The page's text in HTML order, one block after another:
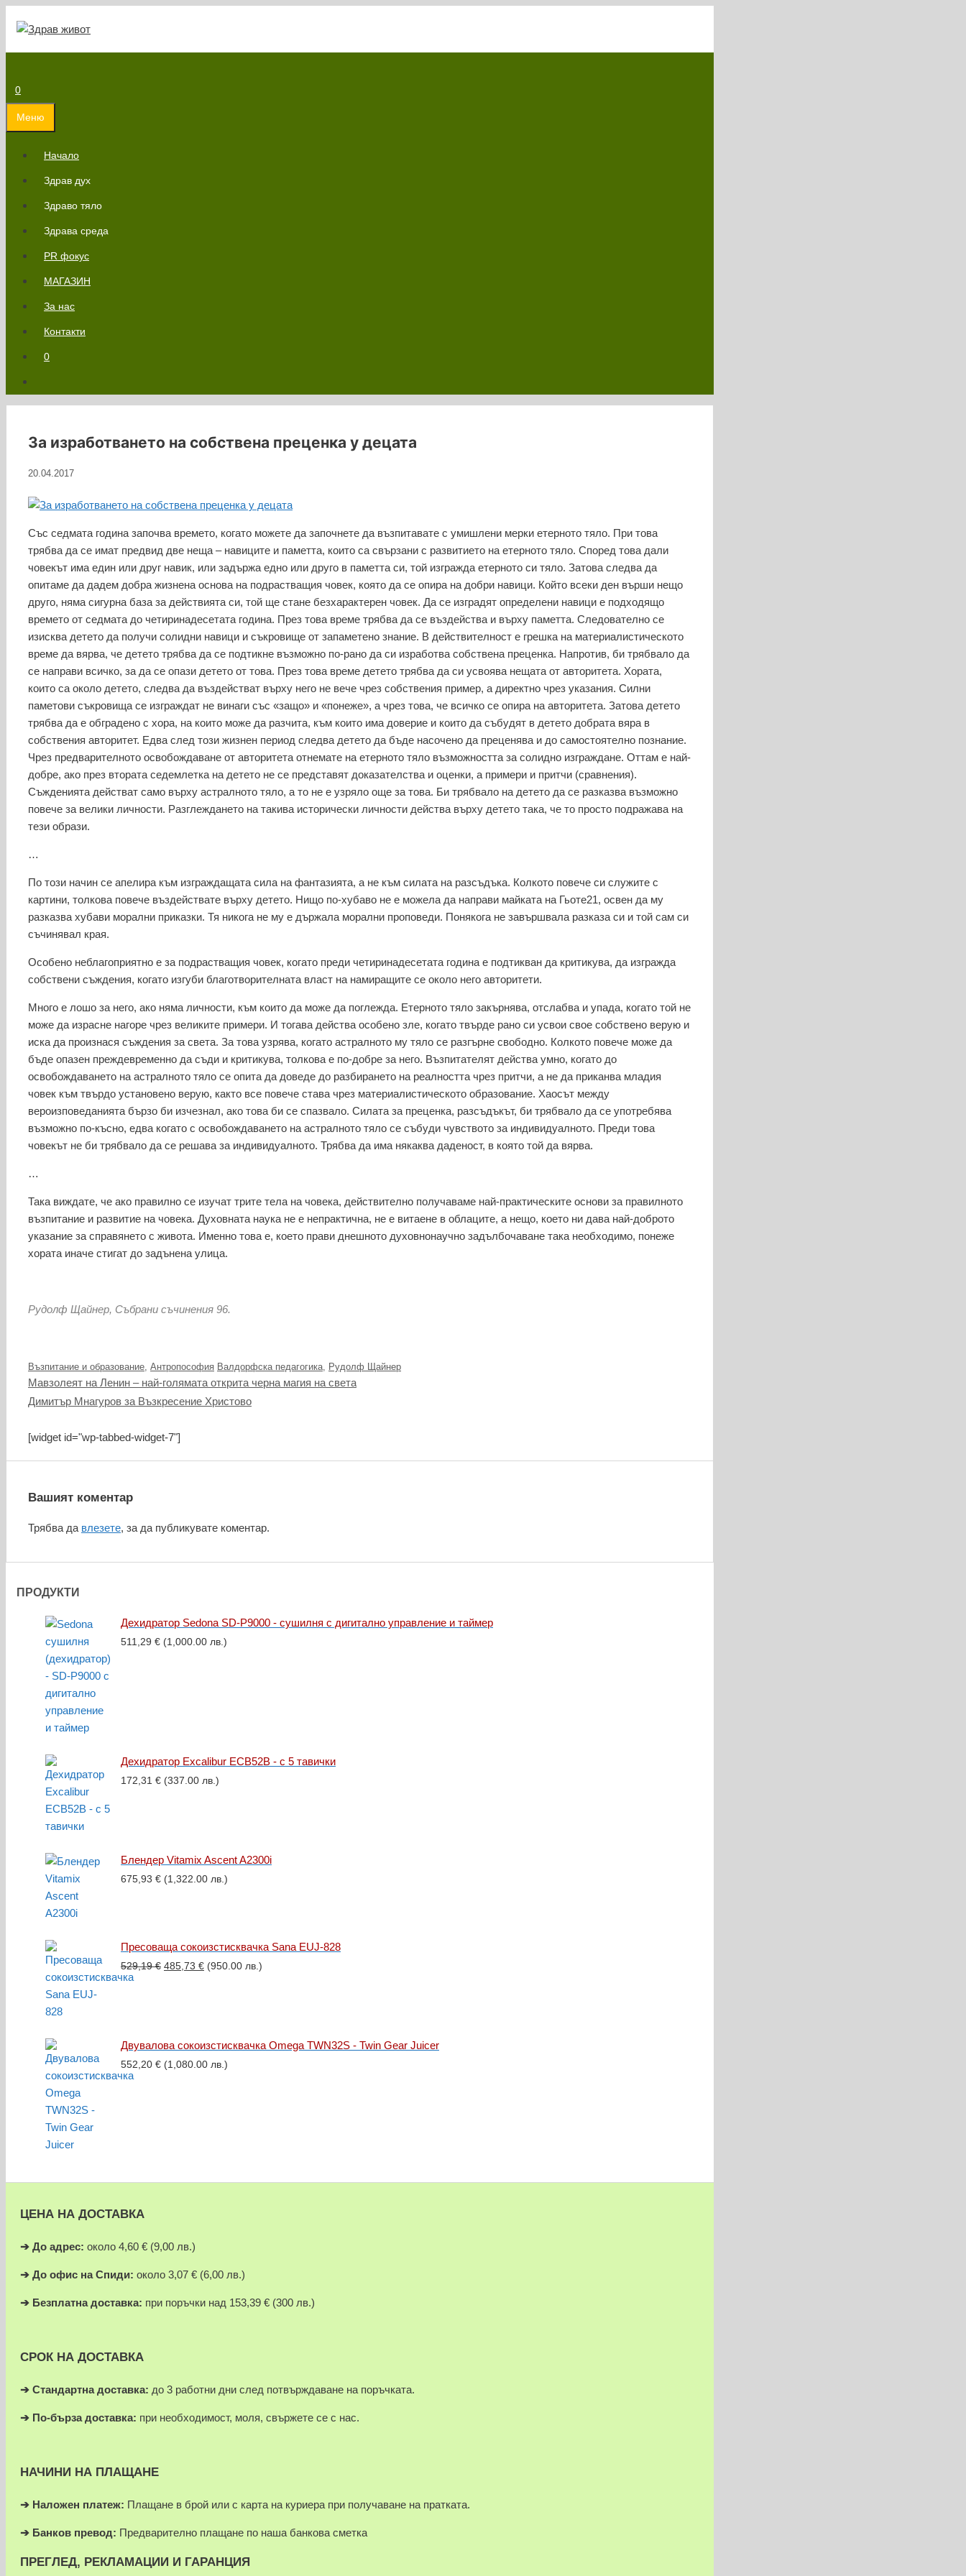
съдържанието
0
Меню
Начало
Здрав дух
Здраво тяло
Здрава среда
PR фокус
МАГАЗИН
За нас
Контакти
0
За изработването на собствена преценка у децата
20.04.2017
Със седмата година започва времето, когато можете да започнете да възпитавате с умишлени мерки етерното тяло. При това
трябва да се имат предвид две неща – навиците и паметта, които са свързани с развитието на етерното тяло. Според това дали
човекът има един или друг навик, или задържа едно или друго в паметта си, той изгражда етерното си тяло. Затова следва да
опитаме да дадем добра жизнена основа на подрастващия човек, която да се опира на добри навици. Който всеки ден върши нещо
друго, няма сигурна база за действията си, той ще стане безхарактерен човек. Да се изградят определени навици е подходящо
времето от седмата до четиринадесетата година. През това време трябва да се въздейства и върху паметта. Следователно се
изисква детето да получи солидни навици и съкровище от запаметено знание. В действителност е грешка на материалистическото
време да вярва, че детето трябва да се подтикне възможно по-рано да си изработва собствена преценка. Напротив, би трябвало да
се направи всичко, за да се опази детето от това. През това време детето трябва да си усвоява нещата от авторитета. Хората,
които са около детето, следва да въздействат върху него не вече чрез собствения пример, а директно чрез указания. Силни
паметови съкровища се изграждат не винаги със «защо» и «понеже», а чрез това, че всичко се опира на авторитета. Затова детето
трябва да е обградено с хора, на които може да разчита, към които има доверие и които да събудят в детето добрата вяра в
собствения авторитет. Едва след този жизнен период следва детето да бъде насочено да преценява и до самостоятелно познание.
Чрез предварителното освобождаване от авторитета отнемате на етерното тяло възможността за солидно изграждане. Оттам е най-
добре, ако през втората седемлетка на детето не се представят доказателства и оценки, а примери и притчи (сравнения).
Съжденията действат само върху астралното тяло, а то не е узряло още за това. Би трябвало на детето да се разказва възможно
повече за велики личности. Разглеждането на такива исторически личности действа върху детето така, че то просто подражава на
тези образи.
…
По този начин се апелира към изграждащата сила на фантазията, а не към силата на разсъдъка. Колкото повече си служите с
картини, толкова повече въздействате върху детето. Нищо по-хубаво не е можела да направи майката на Гьоте21, освен да му
разказва хубави морални приказки. Тя никога не му е държала морални проповеди. Понякога не завършвала разказа си и той сам си
съчинявал края.
Особено неблагоприятно е за подрастващия човек, когато преди четиринадесетата година е подтикван да критикува, да изгражда
собствени съждения, когато изгуби благотворителната власт на намиращите се около него авторитети.
Много е лошо за него, ако няма личности, към които да може да поглежда. Етерното тяло закърнява, отслабва и упада, когато той не
може да израсне нагоре чрез великите примери. И тогава действа особено зле, когато твърде рано си усвои свое собствено верую и
иска да произнася съждения за света. За това узрява, когато астралното му тяло се разгърне свободно. Колкото повече може да
бъде опазен преждевременно да съди и критикува, толкова е по-добре за него. Възпитателят действа умно, когато до
освобождаването на астралното тяло се опита да доведе до разбирането на реалността чрез притчи, а не да приканва младия
човек към твърдо установено верую, както все повече става чрез материалистическото образование. Хаосът между
вероизповеданията бързо би изчезнал, ако това би се спазвало. Силата за преценка, разсъдъкът, би трябвало да се употребява
възможно по-късно, едва когато с освобождаването на астралното тяло се събуди чувството за индивидуалното. Преди това
човекът не би трябвало да се решава за индивидуалното. Трябва да има някаква даденост, в която той да вярва.
…
Така виждате, че ако правилно се изучат трите тела на човека, действително получаваме най-практическите основи за правилното
възпитание и развитие на човека. Духовната наука не е непрактична, не е витаене в облаците, а нещо, което ни дава най-доброто
указание за справянето с живота. Именно това е, което прави днешното духовнонаучно задълбочаване така необходимо, понеже
хората иначе стигат до задънена улица.
Рудолф Щайнер, Събрани съчинения 96.
Категории
Възпитание и образование, Антропософия Етикети
Валдорфска педагогика, Рудолф Щайнер
Мавзолеят на Ленин – най-голямата открита черна магия на света
Димитър Мнагуров за Възкресение Христово
[widget id="wp-tabbed-widget-7"]
Вашият коментар
Трябва да влезете, за да публикувате коментар.
ПРОДУКТИ
Дехидратор Sedona SD-P9000 - сушилня с дигитално управление и таймер
511,29 € (1,000.00 лв.)
Дехидратор Excalibur ECB52B - с 5 тавички
172,31 € (337.00 лв.)
Блендер Vitamix Ascent A2300i
675,93 € (1,322.00 лв.)
Пресоваща сокоизстисквачка Sana EUJ-828
529,19€ Original
485,73 €Текущата
(950.00 лв.)
Двувалова сокоизстисквачка Omega TWN32S - Twin Gear Juicer
552,20 € (1,080.00 лв.)
ЦЕНА НА ДОСТАВКА
➔ До адрес: около 4,60 € (9,00 лв.)
➔ До офис на Спиди: около 3,07 € (6,00 лв.)
➔ Безплатна доставка: при поръчки над 153,39 € (300 лв.)
СРОК НА ДОСТАВКА
➔ Стандартна доставка: до 3 работни дни след потвърждаване на поръчката.
➔ По-бърза доставка: при необходимост, моля, свържете се с нас.
НАЧИНИ НА ПЛАЩАНЕ
➔ Наложен платеж: Плащане в брой или с карта на куриера при получаване на пратката.
➔ Банков превод: Предварително плащане по наша банкова сметка
ПРЕГЛЕД, РЕКЛАМАЦИИ И ГАРАНЦИЯ